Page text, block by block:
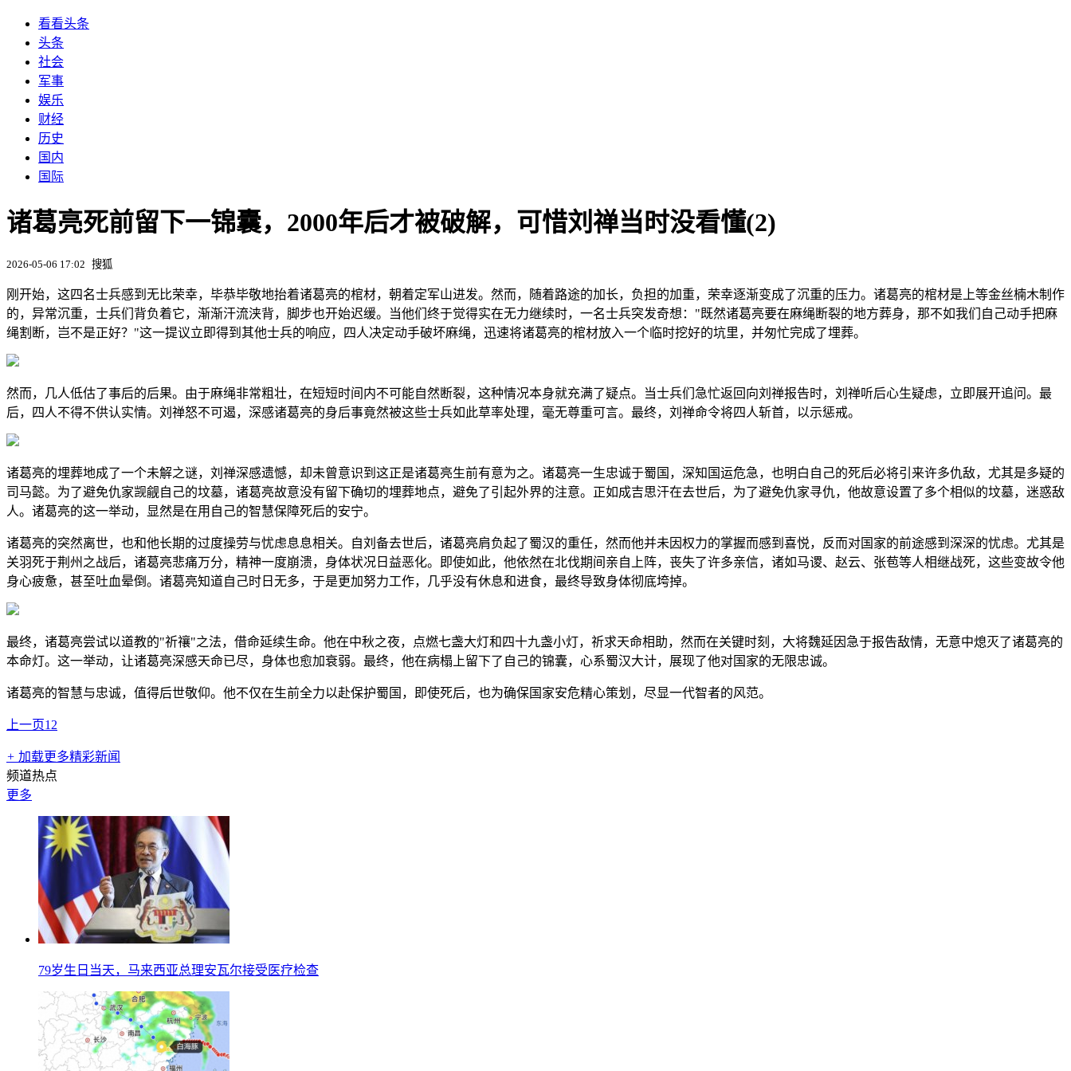
看看头条
头条
社会
军事
娱乐
财经
历史
国内
国际
诸葛亮死前留下一锦囊，2000年后才被破解，可惜刘禅当时没看懂(2)
2026-05-06 17:02 搜狐
刚开始，这四名士兵感到无比荣幸，毕恭毕敬地抬着诸葛亮的棺材，朝着定军山进发。然而，随着路途的加长，负担的加重，荣幸逐渐变成了沉重的压力。诸葛亮的棺材是上等金丝楠木制作
的，异常沉重，士兵们背负着它，渐渐汗流浃背，脚步也开始迟缓。当他们终于觉得实在无力继续时，一名士兵突发奇想："既然诸葛亮要在麻绳断裂的地方葬身，那不如我们自己动手把麻
绳割断，岂不是正好？"这一提议立即得到其他士兵的响应，四人决定动手破坏麻绳，迅速将诸葛亮的棺材放入一个临时挖好的坑里，并匆忙完成了埋葬。
然而，几人低估了事后的后果。由于麻绳非常粗壮，在短短时间内不可能自然断裂，这种情况本身就充满了疑点。当士兵们急忙返回向刘禅报告时，刘禅听后心生疑虑，立即展开追问。最
后，四人不得不供认实情。刘禅怒不可遏，深感诸葛亮的身后事竟然被这些士兵如此草率处理，毫无尊重可言。最终，刘禅命令将四人斩首，以示惩戒。
诸葛亮的埋葬地成了一个未解之谜，刘禅深感遗憾，却未曾意识到这正是诸葛亮生前有意为之。诸葛亮一生忠诚于蜀国，深知国运危急，也明白自己的死后必将引来许多仇敌，尤其是多疑的
司马懿。为了避免仇家觊觎自己的坟墓，诸葛亮故意没有留下确切的埋葬地点，避免了引起外界的注意。正如成吉思汗在去世后，为了避免仇家寻仇，他故意设置了多个相似的坟墓，迷惑敌
人。诸葛亮的这一举动，显然是在用自己的智慧保障死后的安宁。
诸葛亮的突然离世，也和他长期的过度操劳与忧虑息息相关。自刘备去世后，诸葛亮肩负起了蜀汉的重任，然而他并未因权力的掌握而感到喜悦，反而对国家的前途感到深深的忧虑。尤其是
关羽死于荆州之战后，诸葛亮悲痛万分，精神一度崩溃，身体状况日益恶化。即使如此，他依然在北伐期间亲自上阵，丧失了许多亲信，诸如马谡、赵云、张苞等人相继战死，这些变故令他
身心疲惫，甚至吐血晕倒。诸葛亮知道自己时日无多，于是更加努力工作，几乎没有休息和进食，最终导致身体彻底垮掉。
最终，诸葛亮尝试以道教的"祈禳"之法，借命延续生命。他在中秋之夜，点燃七盏大灯和四十九盏小灯，祈求天命相助，然而在关键时刻，大将魏延因急于报告敌情，无意中熄灭了诸葛亮的
本命灯。这一举动，让诸葛亮深感天命已尽，身体也愈加衰弱。最终，他在病榻上留下了自己的锦囊，心系蜀汉大计，展现了他对国家的无限忠诚。
诸葛亮的智慧与忠诚，值得后世敬仰。他不仅在生前全力以赴保护蜀国，即使死后，也为确保国家安危精心策划，尽显一代智者的风范。
上一页1 2
+ 加载更多精彩新闻
频道热点
更多
79岁生日当天，马来西亚总理安瓦尔接受医疗检查